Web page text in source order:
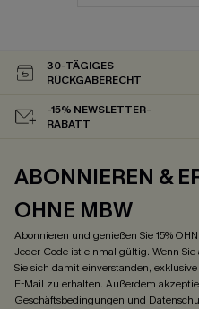
30-TÄGIGES
RÜCKGABERECHT
-15% NEWSLETTER-
RABATT
ABONNIEREN &
OHNE MBW
Abonnieren und genießen Sie 15%
Jeder Code ist einmal gültig. Wenn
Sie sich damit einverstanden,
E-Mail zu erhalten. Außerdem
Geschäftsbedingungen und